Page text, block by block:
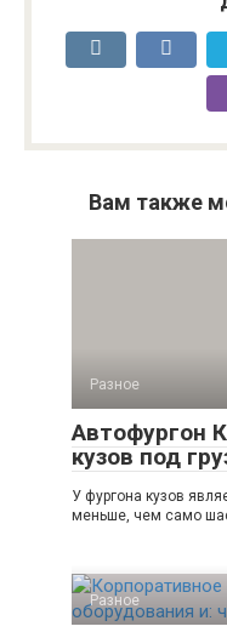
Вам также
Разное
Автофургон
кузов под
У фургона кузов
меньше, чем само
Разное